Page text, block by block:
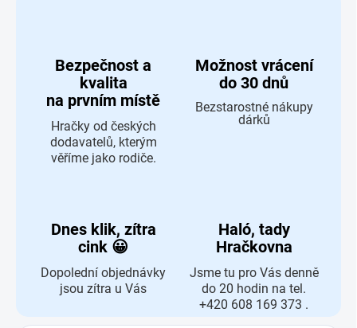
Bezpečnost a
kvalita
na prvním místě
Hračky od českých
dodavatelů, kterým
věříme jako rodiče.
Možnost vrácení
do 30 dnů
Bezstarostné nákupy
dárků
Dnes klik, zítra
cink 😀
Dopolední objednávky
jsou zítra u Vás
Haló, tady
Hračkovna
Jsme tu pro Vás denně
do 20 hodin na tel.
+420 608 169 373 .